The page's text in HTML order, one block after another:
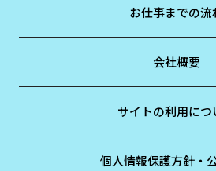
お仕事までの流
会社概要
サイトの利用につ
個人情報保護方針・